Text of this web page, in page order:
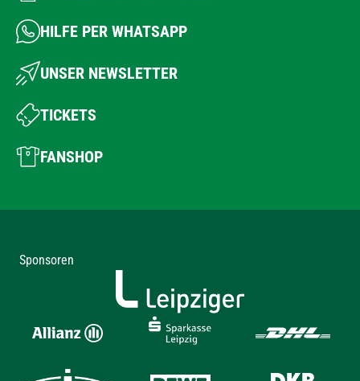
HILFE PER WHATSAPP
UNSER NEWSLETTER
TICKETS
FANSHOP
Sponsoren